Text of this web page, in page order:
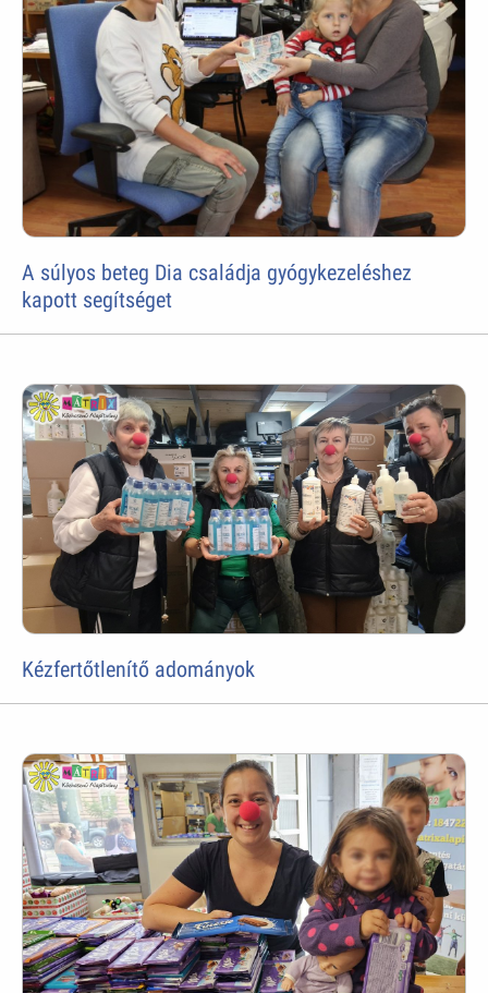
A súlyos beteg Dia családja gyógykezeléshez
kapott segítséget
Kézfertőtlenítő adományok